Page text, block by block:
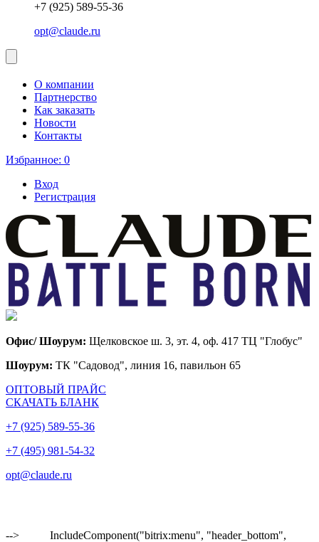
+7 (925) 589-55-36
opt@claude.ru
О компании
Партнерство
Как заказать
Новости
Контакты
Избранное: 0
Вход
Регистрация
Офис/ Шоурум: Щелковское ш. 3, эт. 4, оф. 417 ТЦ "Глобус"
Шоурум: ТК "Садовод", линия 16, павильон 65
ОПТОВЫЙ ПРАЙС
СКАЧАТЬ БЛАНК
+7 (925) 589-55-36
+7 (495) 981-54-32
opt@claude.ru
-->
IncludeComponent("bitrix:menu", "header_bottom",